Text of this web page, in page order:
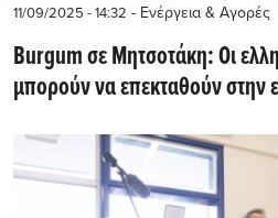
11/09/2025 - 14:32 - Ενέργεια & Αγορές
Burgum σε Μητσοτάκη: Οι
μπορούν να επεκταθούν στην